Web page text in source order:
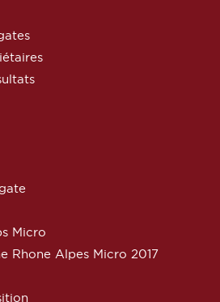
Micro
Rhone Alpes Micro 2017